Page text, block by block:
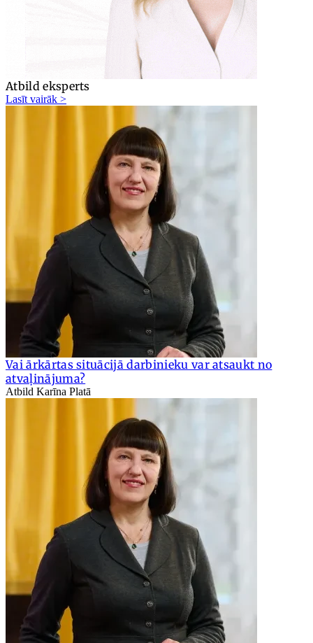
Atbild eksperts
Lasīt vairāk >
Vai ārkārtas situācijā darbinieku var atsaukt no
atvaļinājuma?
Atbild Karīna Platā